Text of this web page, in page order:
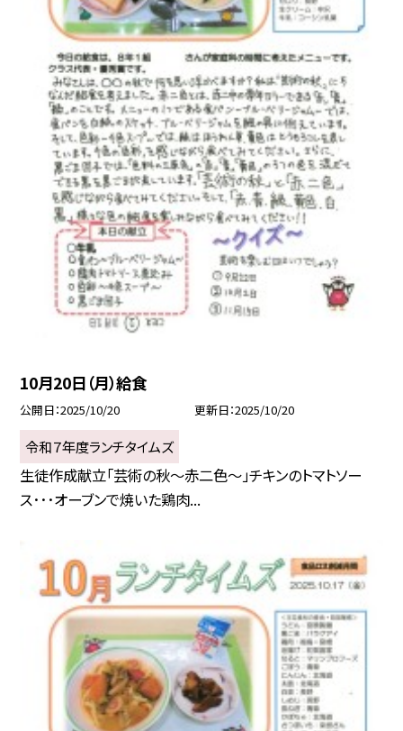
10月20日（月）給食
公開日 2025/10/20 更新日 2025/10/20
令和７年度ランチタイムズ
生徒作成献立「芸術の秋～赤二色～」チキンのトマトソー
ス･･･オーブンで焼いた鶏肉...